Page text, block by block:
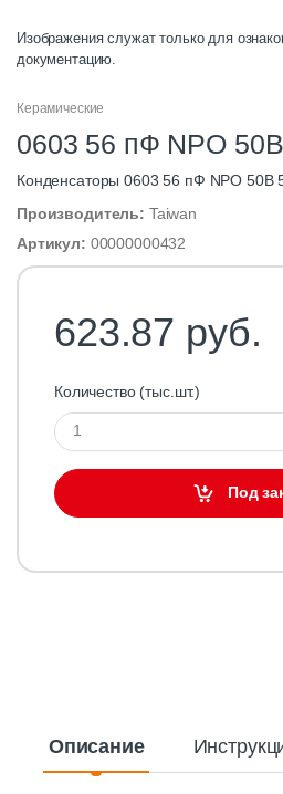
Изображения служат только для
документацию.
Керамические
0603 56 пФ NPO
Конденсаторы 0603 56 пФ NPO 50В
Производитель: Taiwan
Артикул: 00000000432
623.87 руб.
Количество (тыс.шт.)
Под
Описание